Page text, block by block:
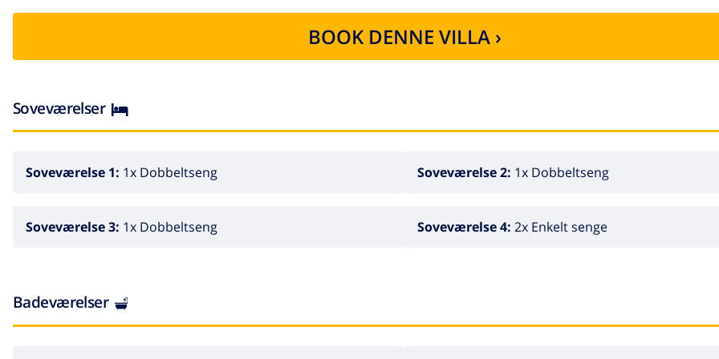
adgang til ennaturlig have, hvor du kan slappe af og nyde den spanske sol. Swimmingpoolen er placeret på
hvilket giver et privat område til at nyde udendørslivet.
Beskrivelse af Indkvartering
bekvemmeligheder gør det til et ideelt valg for dem, der søger både komfort og kultur. Den rummelige indretning og
mindeværdig ferie.
BOOK DENNE VILLA ›
Soveværelser
Soveværelse 1: 1x Dobbeltseng Soveværelse 2: 1x Dobbeltseng
Soveværelse 3: 1x Dobbeltseng Soveværelse 4: 2x Enkelt senge
Badeværelser